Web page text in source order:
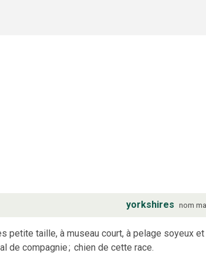
yorkshires nom
petite taille, à museau court, à pelage soyeux
de compagnie; chien de cette race.